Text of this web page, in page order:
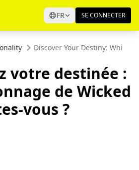
FR SE CONNECTER
Discover Your Destiny: Which
votre destinée :
de Wicked
vous ?